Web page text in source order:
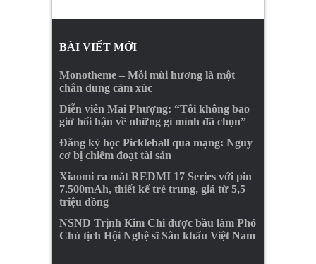
BÀI VIẾT MỚI
Monotheme – Mỗi mùi hương là một
chân dung cảm xúc
Diễn viên Mai Phượng: “Tôi không bao
giờ hối hận về những gì mình đã chọn”
Đăng ký học Pickleball qua mạng: Nguy
cơ bị chiếm đoạt tài sản
Xiaomi ra mắt REDMI 17 Series với pin
7.500mAh, thiết kế trẻ trung, giá từ 5,5
triệu đồng
NSND Trịnh Kim Chi được bầu làm Phó
Chủ tịch Hội Nghệ sĩ Sân khấu Việt Nam